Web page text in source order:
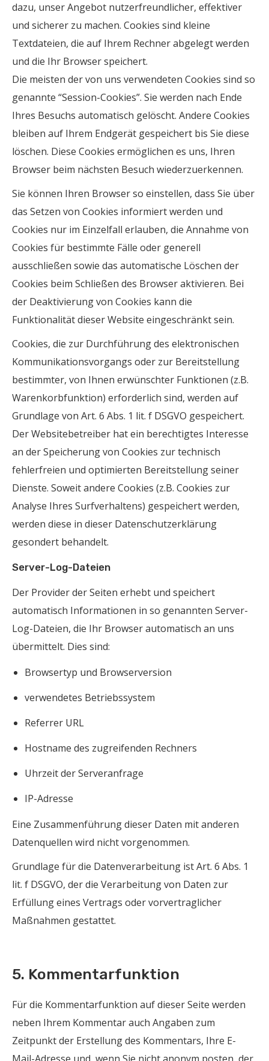
dazu, unser Angebot nutzerfreundlicher, effektiver
und sicherer zu machen. Cookies sind kleine
Textdateien, die auf Ihrem Rechner abgelegt werden
und die Ihr Browser speichert.
Die meisten der von uns verwendeten Cookies sind so
genannte “Session-Cookies”. Sie werden nach Ende
Ihres Besuchs automatisch gelöscht. Andere Cookies
bleiben auf Ihrem Endgerät gespeichert bis Sie diese
löschen. Diese Cookies ermöglichen es uns, Ihren
Browser beim nächsten Besuch wiederzuerkennen.
Sie können Ihren Browser so einstellen, dass Sie über
das Setzen von Cookies informiert werden und
Cookies nur im Einzelfall erlauben, die Annahme von
Cookies für bestimmte Fälle oder generell
ausschließen sowie das automatische Löschen der
Cookies beim Schließen des Browser aktivieren. Bei
der Deaktivierung von Cookies kann die
Funktionalität dieser Website eingeschränkt sein.
Cookies, die zur Durchführung des elektronischen
Kommunikationsvorgangs oder zur Bereitstellung
bestimmter, von Ihnen erwünschter Funktionen (z.B.
Warenkorbfunktion) erforderlich sind, werden auf
Grundlage von Art. 6 Abs. 1 lit. f DSGVO gespeichert.
Der Websitebetreiber hat ein berechtigtes Interesse
an der Speicherung von Cookies zur technisch
fehlerfreien und optimierten Bereitstellung seiner
Dienste. Soweit andere Cookies (z.B. Cookies zur
Analyse Ihres Surfverhaltens) gespeichert werden,
werden diese in dieser Datenschutzerklärung
gesondert behandelt.
Server-Log-Dateien
Der Provider der Seiten erhebt und speichert
automatisch Informationen in so genannten Server-
Log-Dateien, die Ihr Browser automatisch an uns
übermittelt. Dies sind:
Browsertyp und Browserversion
verwendetes Betriebssystem
Referrer URL
Hostname des zugreifenden Rechners
Uhrzeit der Serveranfrage
IP-Adresse
Eine Zusammenführung dieser Daten mit anderen
Datenquellen wird nicht vorgenommen.
Grundlage für die Datenverarbeitung ist Art. 6 Abs. 1
lit. f DSGVO, der die Verarbeitung von Daten zur
Erfüllung eines Vertrags oder vorvertraglicher
Maßnahmen gestattet.
5. Kommentarfunktion
Für die Kommentarfunktion auf dieser Seite werden
neben Ihrem Kommentar auch Angaben zum
Zeitpunkt der Erstellung des Kommentars, Ihre E-